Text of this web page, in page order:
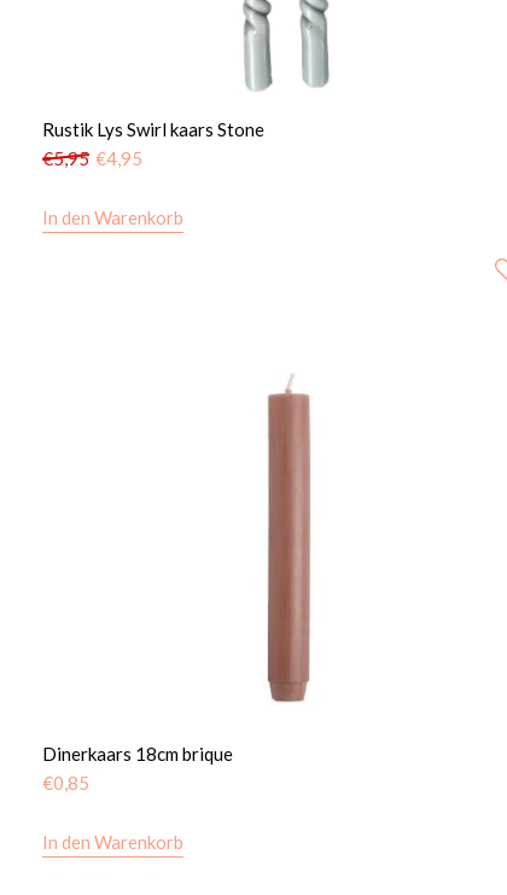
Rustik Lys Swirl kaars Stone
€5,95 €4,95
In den Warenkorb
Dinerkaars 18cm brique
€0,85
In den Warenkorb